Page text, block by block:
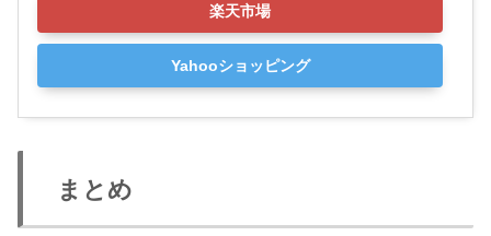
楽天市場
Yahooショッピング
まとめ